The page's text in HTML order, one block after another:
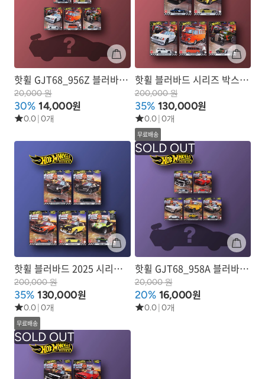
핫휠 GJT68_956Z 블러바드
시리즈
20,000 원
30% 14,000원
0.0 0개
핫휠 블러바드 시리즈 박스
세트(총 10ea)
200,000 원
35% 130,000원
0.0 0개
무료배송
핫휠 블러바드 2025 시리즈2
박스 세트(총 10ea)
200,000 원
35% 130,000원
0.0 0개
무료배송
핫휠 GJT68_958A 블러바드
2025 시리즈1
20,000 원
20% 16,000원
0.0 0개